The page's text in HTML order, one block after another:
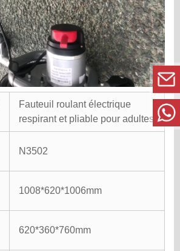
Fauteuil roulant électrique
respirant et pliable pour adultes
N3502
1008*620*1006mm
620*360*760mm